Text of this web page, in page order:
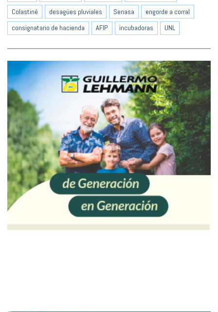
Colastiné
desagües pluviales Senasa
engorde a corral
consignatario de hacienda
AFIP incubadoras UNL